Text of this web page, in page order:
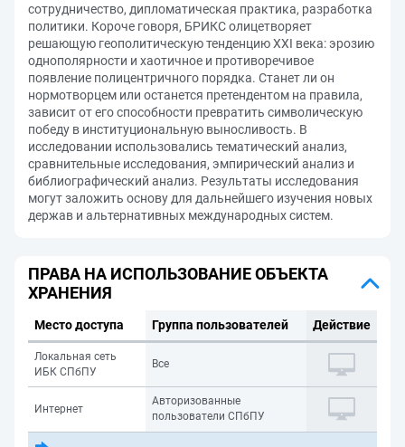
сотрудничество, дипломатическая практика, разработка
политики. Короче говоря, БРИКС олицетворяет
решающую геополитическую тенденцию XXI века: эрозию
однополярности и хаотичное и противоречивое
появление полицентричного порядка. Станет ли он
нормотворцем или останется претендентом на правила,
зависит от его способности превратить символическую
победу в институциональную выносливость. В
исследовании использовались тематический анализ,
сравнительные исследования, эмпирический анализ и
библиографический анализ. Результаты исследования
могут заложить основу для дальнейшего изучения новых
держав и альтернативных международных систем.
ПРАВА НА ИСПОЛЬЗОВАНИЕ ОБЪЕКТА
ХРАНЕНИЯ
Место доступа Группа пользователей Действие
Локальная сеть
ИБК СПбПУ
Все
Интернет
Авторизованные
пользователи СПбПУ